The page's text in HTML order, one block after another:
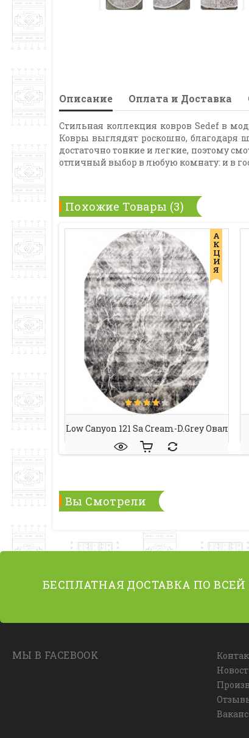
Описание Оплата и Доставка
Стильная коллекция ковров Sedef в
Ковры выглядят роскошно, благодаря
достаточно тонкие и легкие, поэтому
отличный выбор в любую комнату: и в
Похожие Товары (3)
А
К
Ц
И
Я
Low Canyon 121 Sa Cream-D.grey Овал
Вы Смотрели
БЕСПЛАТНАЯ ДОСТАВКА ПО
МЫ В FACEBOOK